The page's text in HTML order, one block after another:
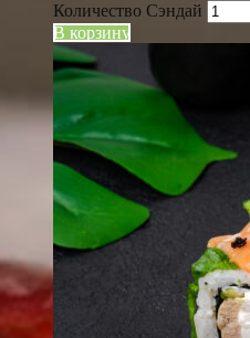
Количество Сэндай
В корзину